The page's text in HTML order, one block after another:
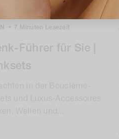
• 7 Minuten Lesezeit
Führer für Sie |